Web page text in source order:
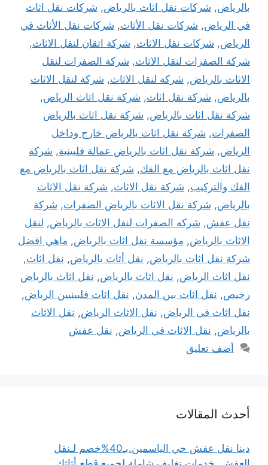
بالرياض, شركات نقل اثاث بالرياض, شركات نقل اثاث
في الرياض, شركات نقل الأثاث, شركات نقل الأثاث في
الرياض, شركات نقل الاثاث, شركة اتقان لنقل الاثاث,
شركة الصفرات لنقل الاثاث, شركة الصفرات لنقل
الاثاث بالرياض, شركة لنقل الاثاث, شركة لنقل الاثاث
بالرياض, شركة نقل اثاث, شركة نقل اثاث الرياض,
شركة نقل اثاث بالرياض, شركة نقل اثاث بالرياض
الصفرات, شركة نقل اثاث بالرياض خارج وداخل
الرياض, شركة نقل اثاث بالرياض عمالة فلبينية, شركة
نقل اثاث بالرياض مع الفك, شركة نقل اثاث بالرياض مع
الفك والتركيب, شركة نقل الاثاث, شركة نقل الاثاث
بالرياض, شركة نقل الاثاث بالرياض الصفرات, شركة
نقل عفش, شركه الصفرات لنقل الاثاث بالرياض, لنقل
الاثاث بالرياض, مؤسسة نقل اثاث بالرياض, ماهي افضل
شركة نقل اثاث بالرياض, نقل أثاث بالرياض, نقل اثاث,
نقل اثاث الرياض, نقل اثاث بالرياض, نقل اثاث بالرياض
رخيص, نقل اثاث بين المدن, نقل اثاث فلبينيين الرياض,
نقل اثاث في الرياض, نقل الاثاث الرياض, نقل الاثاث
بالرياض, نقل الاثاث في الرياض, نقل عفش
أضف تعليق
أحدث المقالات
دينا نقل عفش حي الياسمين.بـ40%خصم لـنقل